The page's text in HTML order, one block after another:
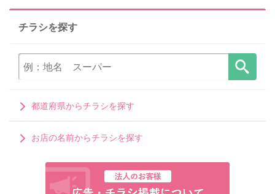
チラシを探す
都道府県からチラシを探す
お店の名前からチラシを探す